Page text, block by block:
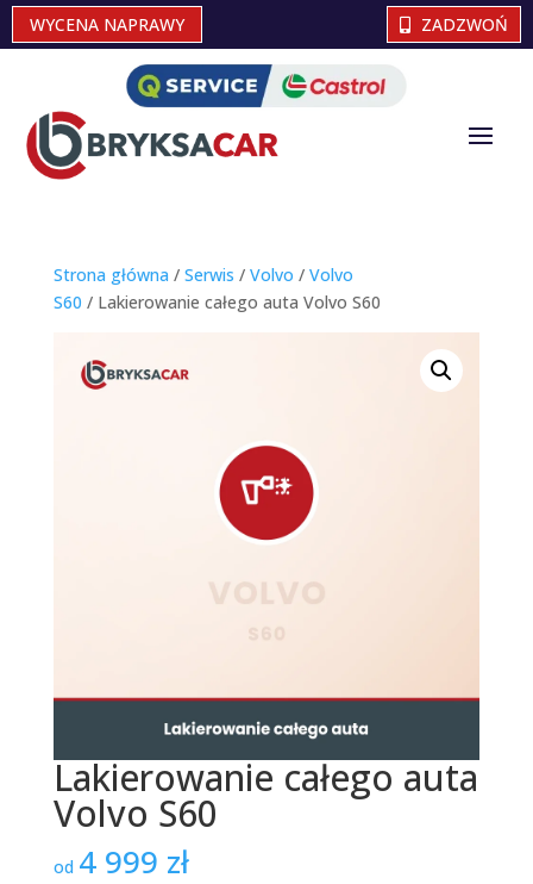
WYCENA NAPRAWY ZADZWOŃ
Strona główna / Serwis / Volvo / Volvo
S60 / Lakierowanie całego auta Volvo S60
Lakierowanie całego auta
Volvo S60
od 4 999 zł